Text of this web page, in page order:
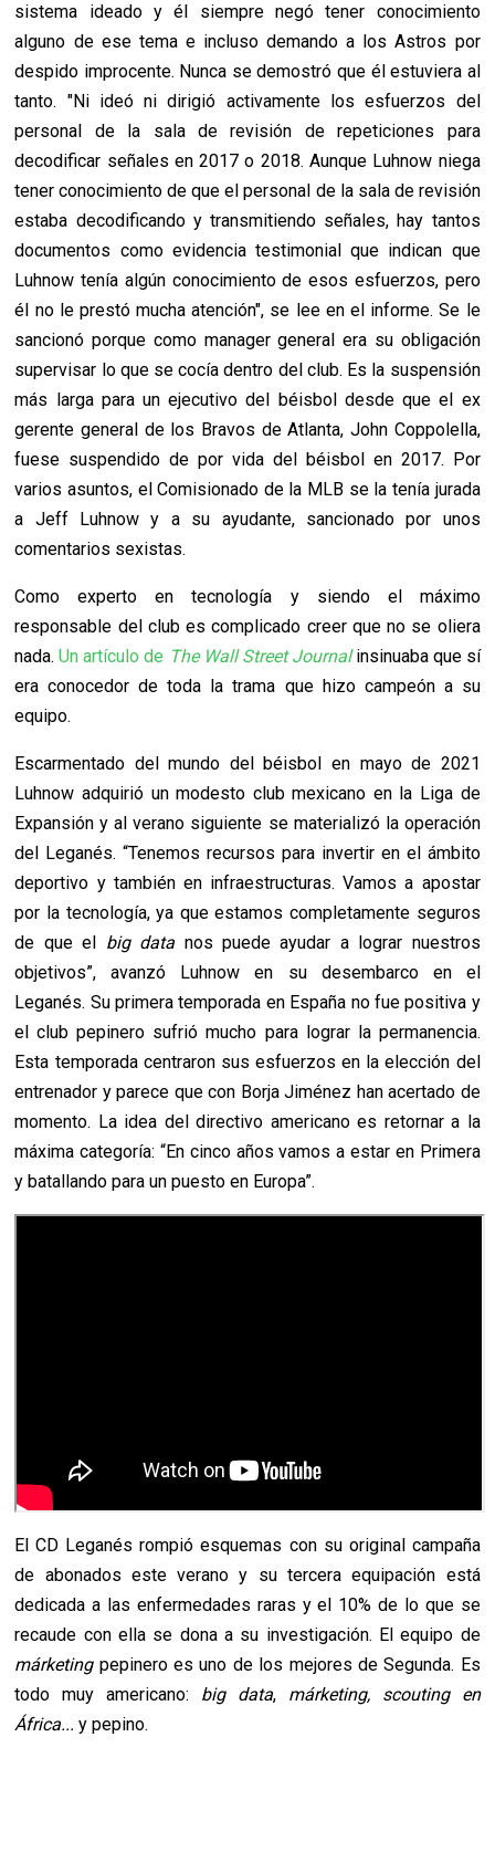
sistema ideado y él siempre negó tener conocimiento
alguno de ese tema e incluso demando a los Astros por
despido improcente. Nunca se demostró que él estuviera al
tanto. "Ni ideó ni dirigió activamente los esfuerzos del
personal de la sala de revisión de repeticiones para
decodificar señales en 2017 o 2018. Aunque Luhnow niega
tener conocimiento de que el personal de la sala de revisión
estaba decodificando y transmitiendo señales, hay tantos
documentos como evidencia testimonial que indican que
Luhnow tenía algún conocimiento de esos esfuerzos, pero
él no le prestó mucha atención", se lee en el informe. Se le
sancionó porque como manager general era su obligación
supervisar lo que se cocía dentro del club. Es la suspensión
más larga para un ejecutivo del béisbol desde que el ex
gerente general de los Bravos de Atlanta, John Coppolella,
fuese suspendido de por vida del béisbol en 2017. Por
varios asuntos, el Comisionado de la MLB se la tenía jurada
a Jeff Luhnow y a su ayudante, sancionado por unos
comentarios sexistas.
Como experto en tecnología y siendo el máximo
responsable del club es complicado creer que no se oliera
nada.Un artículo de The Wall Street Journalinsinuaba que sí
era conocedor de toda la trama que hizo campeón a su
equipo.
Escarmentado del mundo del béisbol en mayo de 2021
Luhnow adquirió un modesto club mexicano en la Liga de
Expansión y al verano siguiente se materializó la operación
del Leganés. “Tenemos recursos para invertir en el ámbito
deportivo y también en infraestructuras. Vamos a apostar
por la tecnología, ya que estamos completamente seguros
de que el big data nos puede ayudar a lograr nuestros
objetivos”, avanzó Luhnow en su desembarco en el
Leganés. Su primera temporada en España no fue positiva y
el club pepinero sufrió mucho para lograr la permanencia.
Esta temporada centraron sus esfuerzos en la elección del
entrenador y parece que con Borja Jiménez han acertado de
momento. La idea del directivo americano es retornar a la
máxima categoría: “En cinco años vamos a estar en Primera
y batallando para un puesto en Europa”.
El CD Leganés rompió esquemas con su original campaña
de abonados este verano y su tercera equipación está
dedicada a las enfermedades raras y el 10% de lo que se
recaude con ella se dona a su investigación. El equipo de
márketingpepinero es uno de los mejores de Segunda. Es
todo muy americano: big data, márketing, scouting en
África...y pepino.